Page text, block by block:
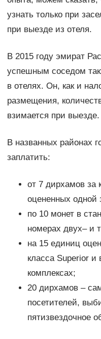
узнать только при
при выезде из отеля.
В 2015 году эмират
успешным соседом
в отелях. Он, как и
размещения,
взимается при выезде.
В названных районах
заплатить:
от 7 дирхамов за
оцененных одной
по 10 монет в
номерах двух– и
на 15 единиц
класса Superior и
комплексах;
20 дирхамов –
посетителей,
пятизвездочное